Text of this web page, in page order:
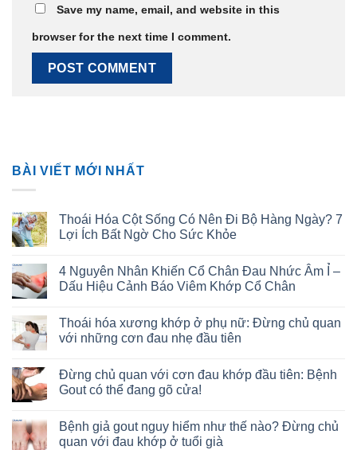
Save my name, email, and website in this
browser for the next time I comment.
BÀI VIẾT MỚI NHẤT
Thoái Hóa Cột Sống Có Nên Đi Bộ Hàng Ngày? 7
Lợi Ích Bất Ngờ Cho Sức Khỏe
4 Nguyên Nhân Khiến Cổ Chân Đau Nhức Âm Ỉ –
Dấu Hiệu Cảnh Báo Viêm Khớp Cổ Chân
Thoái hóa xương khớp ở phụ nữ: Đừng chủ quan
với những cơn đau nhẹ đầu tiên
Đừng chủ quan với cơn đau khớp đầu tiên: Bệnh
Gout có thể đang gõ cửa!
Bệnh giả gout nguy hiểm như thế nào? Đừng chủ
quan với đau khớp ở tuổi già